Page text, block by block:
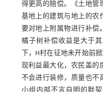
得更高的赔偿。《土地管
基地上的建筑与地上的农
要对地上附属物进行补偿
橘子树补偿收益是大于
下，H村在征地未开始前
现利益最大化，农民盖的
不会进行装修，质量也不
小组内部不言自明的默